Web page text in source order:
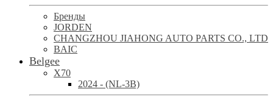
Бренды
JORDEN
CHANGZHOU JIAHONG AUTO PARTS CO., LTD
BAIC
Belgee
X70
2024 - (NL-3B)